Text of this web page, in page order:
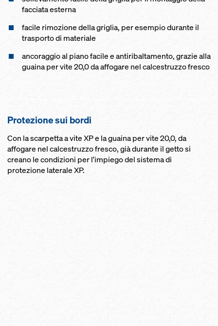
facciata esterna
facile rimozione della griglia, per esempio durante il
trasporto di materiale
ancoraggio al piano facile e antiribaltamento, grazie alla
guaina per vite 20,0 da affogare nel calcestruzzo fresco
Protezione sui bordi
Con la scarpetta a vite XP e la guaina per vite 20,0, da
affogare nel calcestruzzo fresco, già durante il getto si
creano le condizioni per l'impiego del sistema di
protezione laterale XP.